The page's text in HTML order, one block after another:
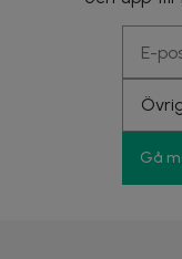
Gå